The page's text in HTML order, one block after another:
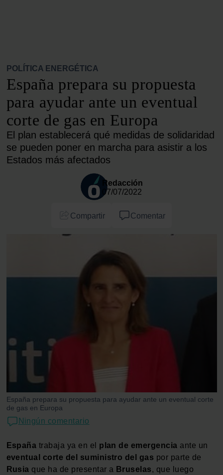
POLÍTICA ENERGÉTICA
España prepara su propuesta
para ayudar ante un eventual
corte de gas en Europa
El plan establecerá qué medidas de solidaridad
se pueden poner en marcha para asistir a los
Estados más afectados
Redacción
07/07/2022
Compartir Comentar
España prepara su propuesta para ayudar ante un eventual corte
de gas en Europa
Ningún comentario
España trabaja ya en el plan de emergencia ante un
eventual
corte del suministro del gas por parte de
Rusia que ha de presentar a Bruselas, que luego